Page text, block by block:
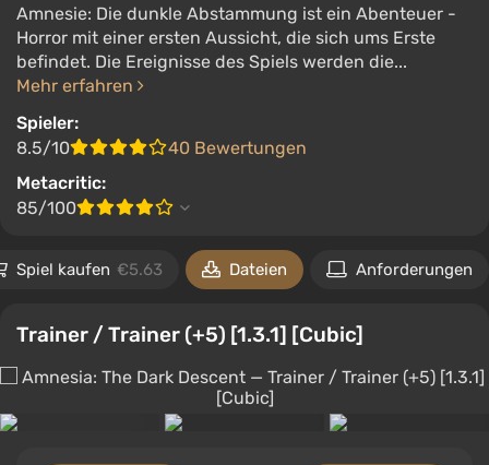
Amnesie: Die dunkle Abstammung ist ein Abenteuer -
Horror mit einer ersten Aussicht, die sich ums Erste
befindet. Die Ereignisse des Spiels werden die...
Mehr erfahren
Spieler:
8.5/10
40 Bewertungen
Metacritic:
85/100
Spiel kaufen €5.63 Dateien Anforderungen
Trainer / Trainer (+5) [1.3.1] [Cubic]